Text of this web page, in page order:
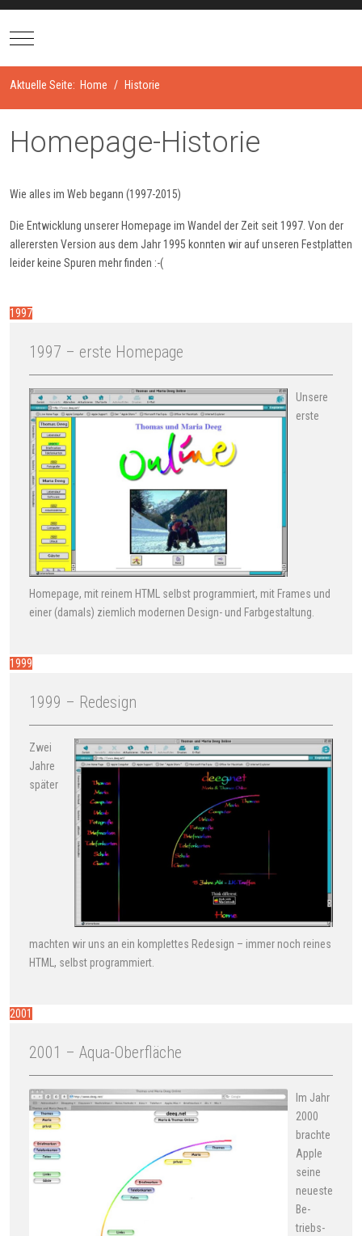
Mobile Menu Toggle
Aktuelle Seite: Home Historie
Homepage-Historie
Wie alles im Web begann (1997-2015)
Die Entwicklung unserer Homepage im Wandel der Zeit seit 1997. Von der
allerersten Version aus dem Jahr 1995 konnten wir auf unseren Festplatten
leider keine Spuren mehr finden :-(
1997
1997 – erste Homepage
Unsere
erste
Homepage, mit reinem HTML selbst programmiert, mit Frames und
einer (damals) ziemlich modernen Design- und Farbgestaltung.
1999
1999 – Redesign
Zwei
Jahre
später
machten wir uns an ein komplettes Redesign – immer noch reines
HTML, selbst programmiert.
2001
2001 – Aqua-Oberfläche
Im Jahr
2000
brachte
Apple
seine
neueste
Be­
triebs­